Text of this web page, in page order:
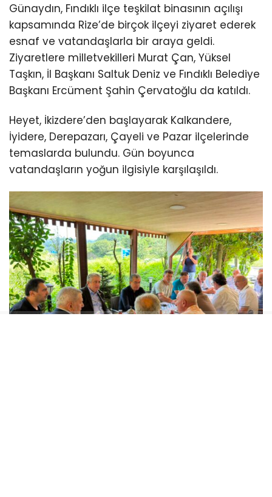
Günaydın, Fındıklı ilçe teşkilat binasının açılışı
kapsamında Rize’de birçok ilçeyi ziyaret ederek
esnaf ve vatandaşlarla bir araya geldi.
Ziyaretlere milletvekilleri Murat Çan, Yüksel
Taşkın, İl Başkanı Saltuk Deniz ve Fındıklı Belediye
Başkanı Ercüment Şahin Çervatoğlu da katıldı.
Heyet, İkizdere’den başlayarak Kalkandere,
İyidere, Derepazarı, Çayeli ve Pazar ilçelerinde
temaslarda bulundu. Gün boyunca
vatandaşların yoğun ilgisiyle karşılaşıldı.